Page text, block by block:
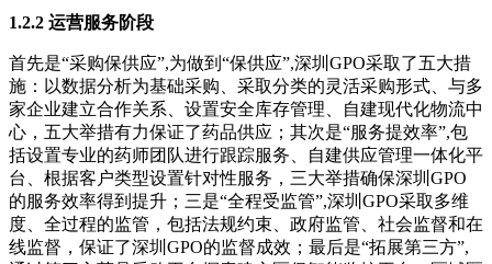
1.2.2 运营服务阶段
首先是“采购保供应”,为做到“保供应”,深圳GPO采取了五大措
施：以数据分析为基础采购、采取分类的灵活采购形式、与多
家企业建立合作关系、设置安全库存管理、自建现代化物流中
心，五大举措有力保证了药品供应；其次是“服务提效率”,包
括设置专业的药师团队进行跟踪服务、自建供应管理一体化平
台、根据客户类型设置针对性服务，三大举措确保深圳GPO
的服务效率得到提升；三是“全程受监管”,深圳GPO采取多维
度、全过程的监管，包括法规约束、政府监管、社会监督和在
线监督，保证了深圳GPO的监督成效；最后是“拓展第三方”,